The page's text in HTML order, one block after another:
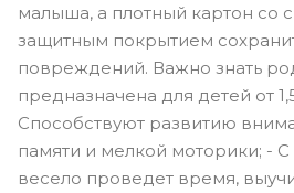
малыша, а плотный картон со
защитным покрытием
повреждений. Важно знать
предназначена для детей от
Способствуют развитию
памяти и мелкой моторики; -
весело проведет время,